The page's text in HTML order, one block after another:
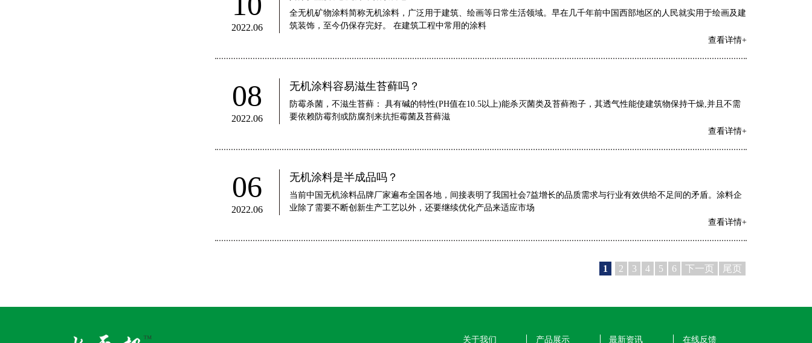
2022.06
全无机矿物涂料简称无机涂料，广泛用于建筑、绘画等日常生活领域。早在几千年前中国西部地区的人民就实用于绘画及建
筑装饰，至今仍保存完好。 在建筑工程中常用的涂料
查看详情+
08
2022.06
无机涂料容易滋生苔藓吗？
防霉杀菌，不滋生苔藓： 具有碱的特性(PH值在10.5以上)能杀灭菌类及苔藓孢子，其透气性能使建筑物保持干燥,并且不需
要依赖防霉剂或防腐剂来抗拒霉菌及苔藓滋
查看详情+
06
2022.06
无机涂料是半成品吗？
当前中国无机涂料品牌厂家遍布全国各地，间接表明了我国社会7益增长的品质需求与行业有效供给不足间的矛盾。涂料企
业除了需要不断创新生产工艺以外，还要继续优化产品来适应市场
查看详情+
1 2 3 4 5 6 下一页 尾页
关于我们 产品展示 最新资讯 在线反馈